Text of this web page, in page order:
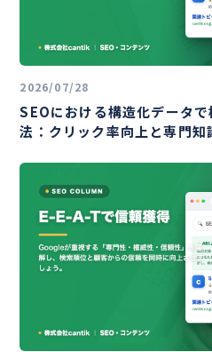
2026/07/28
SEOにおける構造化データ
法：クリック率向上と専門知